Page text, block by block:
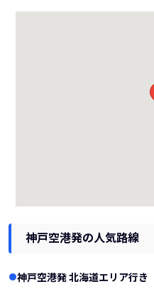
神戸空港発の人気路線
神戸空港発 北海道エリア行き